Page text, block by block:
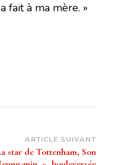
fait à ma mère. »
ARTICLE SUIVANT
star de Tottenham, Son